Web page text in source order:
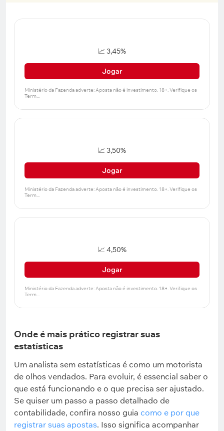
📈 3,45%
Jogar
📈 3,50%
Jogar
📈 4,50%
Jogar
Onde é mais prático registrar suas
estatísticas
Um analista sem estatísticas é como um motorista
de olhos vendados. Para evoluir, é essencial saber o
que está funcionando e o que precisa ser ajustado.
Se quiser um passo a passo detalhado de
contabilidade, confira nosso guia como e por que
registrar suas apostas. Isso significa acompanhar